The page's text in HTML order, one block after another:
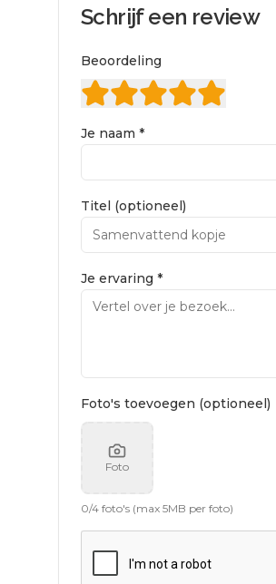
Schrijf een review
Beoordeling
Je naam *
Titel (optioneel)
Je ervaring *
Foto's toevoegen (optioneel)
Foto
0/4 foto's (max 5MB per foto)